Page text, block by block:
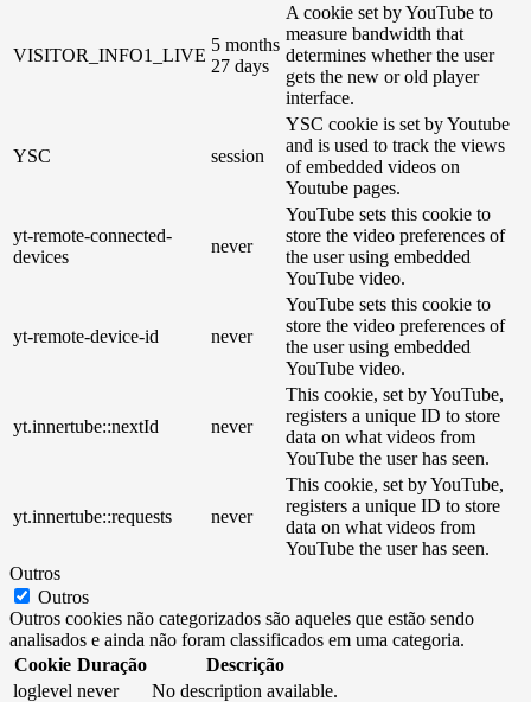
VISITOR_INFO1_LIVE
5 months
27 days
A cookie set by YouTube to
measure bandwidth that
determines whether the user
gets the new or old player
interface.
YSC session
YSC cookie is set by Youtube
and is used to track the views
of embedded videos on
Youtube pages.
yt-remote-connected-
devices
never
YouTube sets this cookie to
store the video preferences of
the user using embedded
YouTube video.
yt-remote-device-id never
YouTube sets this cookie to
store the video preferences of
the user using embedded
YouTube video.
yt.innertube::nextId never
This cookie, set by YouTube,
registers a unique ID to store
data on what videos from
YouTube the user has seen.
yt.innertube::requests never
This cookie, set by YouTube,
registers a unique ID to store
data on what videos from
YouTube the user has seen.
Outros
Outros
Outros cookies não categorizados são aqueles que estão sendo
analisados ​​e ainda não foram classificados em uma categoria.
Cookie Duração
Descrição
loglevel never No description available.